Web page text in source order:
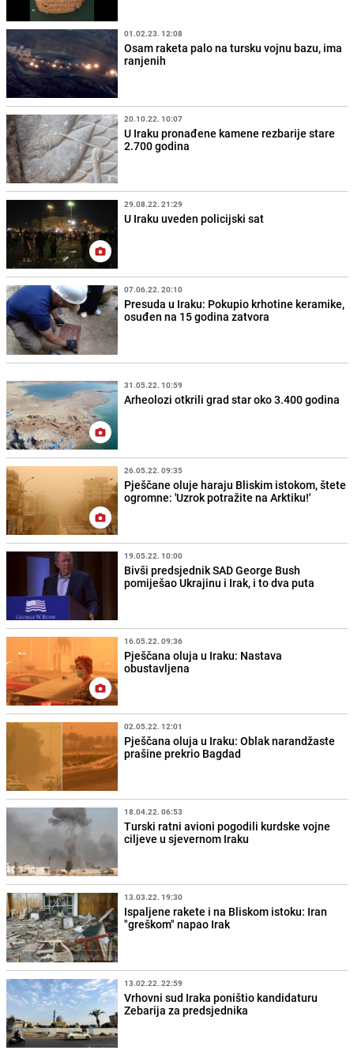
01.02.23. 12:08
Osam raketa palo na tursku vojnu bazu, ima
ranjenih
20.10.22. 10:07
U Iraku pronađene kamene rezbarije stare
2.700 godina
29.08.22. 21:29
U Iraku uveden policijski sat
07.06.22. 20:10
Presuda u Iraku: Pokupio krhotine keramike,
osuđen na 15 godina zatvora
31.05.22. 10:59
Arheolozi otkrili grad star oko 3.400 godina
26.05.22. 09:35
Pješčane oluje haraju Bliskim istokom, štete
ogromne: 'Uzrok potražite na Arktiku!'
19.05.22. 10:00
Bivši predsjednik SAD George Bush
pomiješao Ukrajinu i Irak, i to dva puta
16.05.22. 09:36
Pješčana oluja u Iraku: Nastava
obustavljena
02.05.22. 12:01
Pješčana oluja u Iraku: Oblak narandžaste
prašine prekrio Bagdad
18.04.22. 06:53
Turski ratni avioni pogodili kurdske vojne
ciljeve u sjevernom Iraku
13.03.22. 19:30
Ispaljene rakete i na Bliskom istoku: Iran
"greškom" napao Irak
13.02.22. 22:59
Vrhovni sud Iraka poništio kandidaturu
Zebarija za predsjednika